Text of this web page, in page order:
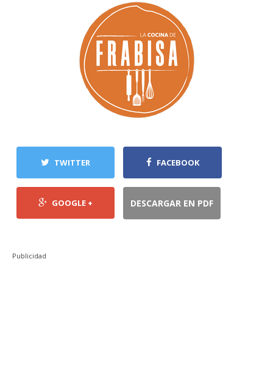
TWITTER FACEBOOK
GOOGLE + DESCARGAR EN PDF
Publicidad